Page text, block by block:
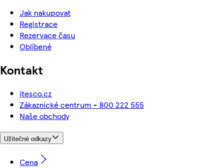
Jak nakupovat
Registrace
Rezervace času
Oblíbené
Kontakt
itesco.cz
Zákaznické centrum - 800 222 555
Naše obchody
Užitečné odkazy
Cena